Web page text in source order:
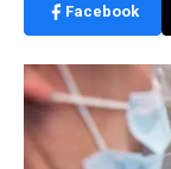
Facebook